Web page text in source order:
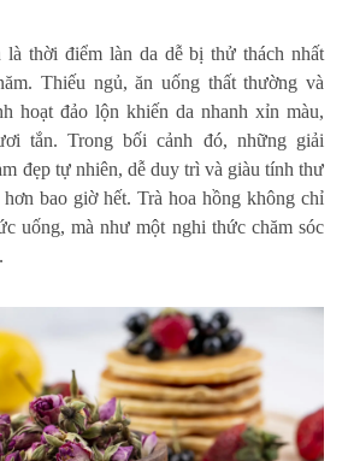
là thời điểm làn da dễ bị thử thách nhất
Thiếu ngủ, ăn uống thất thường và
hoạt đảo lộn khiến da nhanh xỉn màu,
tắn. Trong bối cảnh đó, những giải
đẹp tự nhiên, dễ duy trì và giàu tính thư
bao giờ hết. Trà hoa hồng không chỉ
uống, mà như một nghi thức chăm sóc